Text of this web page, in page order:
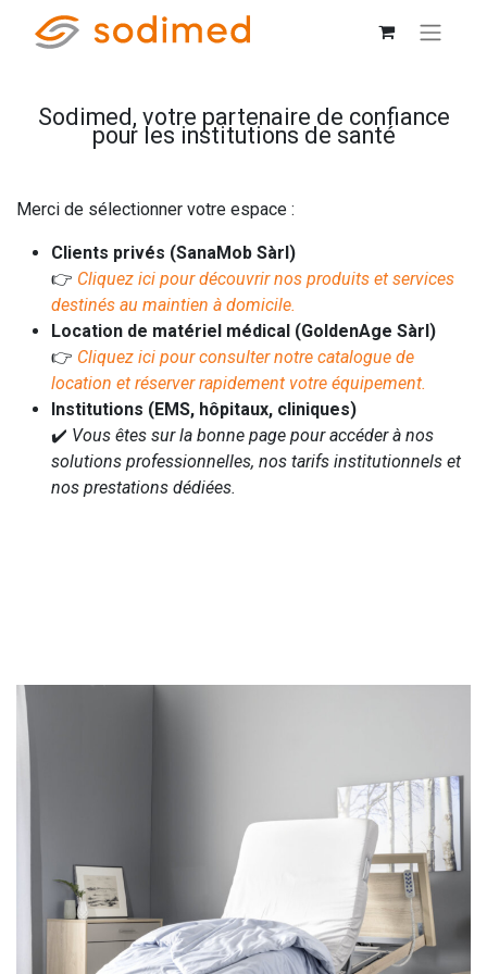
Sodimed, votre partenaire de confiance
pour les institutions de santé
Merci de sélectionner votre espace :
Clients privés (SanaMob Sàrl)
👉 Cliquez ici pour découvrir nos produits et services
destinés au maintien à domicile.
Location de matériel médical (GoldenAge Sàrl)
👉 Cliquez ici pour consulter notre catalogue de
location et réserver rapidement votre équipement.
Institutions (EMS, hôpitaux, cliniques)
✔️ Vous êtes sur la bonne page pour accéder à nos
solutions professionnelles, nos tarifs institutionnels et
nos prestations dédiées.